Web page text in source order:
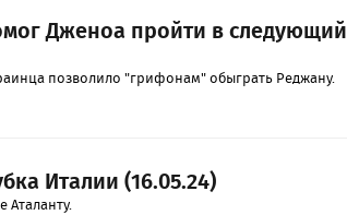
Дженоа пройти в следующий
позволило "грифонам" обыграть Реджану.
Италии (16.05.24)
Аталанту.